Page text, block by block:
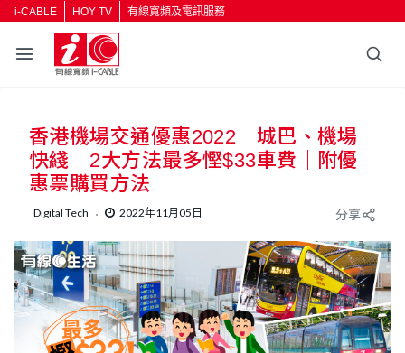
i-CABLE HOY TV 有線寬頻及電訊服務
返回
按輸入鍵開始搜尋
香港機場交通優惠2022 城巴、機場
快綫 2大方法最多慳$33車費｜附優
惠票購買方法
Digital Tech 2022年11月05日 分享